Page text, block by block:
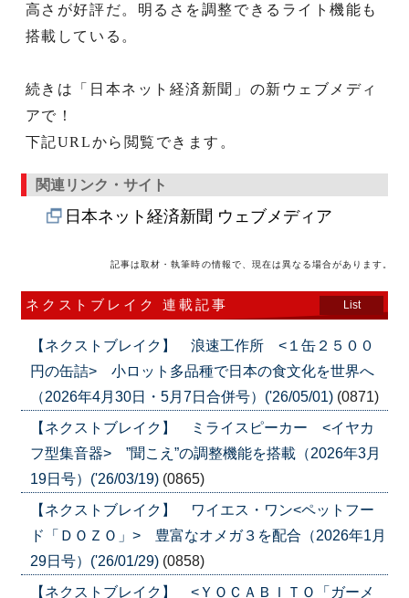
高さが好評だ。明るさを調整できるライト機能も
搭載している。
続きは「日本ネット経済新聞」の新ウェブメディ
アで！
下記URLから閲覧できます。
関連リンク・サイト
日本ネット経済新聞 ウェブメディア
記事は取材・執筆時の情報で、現在は異なる場合があります。
ネクストブレイク 連載記事 List
【ネクストブレイク】 浪速工作所 <１缶２５００
円の缶詰> 小ロット多品種で日本の食文化を世界へ
（2026年4月30日・5月7日合併号）('26/05/01) (0871)
【ネクストブレイク】 ミライスピーカー <イヤカ
フ型集音器> ”聞こえ”の調整機能を搭載（2026年3月
19日号）('26/03/19) (0865)
【ネクストブレイク】 ワイエス・ワン<ペットフー
ド「ＤＯＺＯ」> 豊富なオメガ３を配合（2026年1月
29日号）('26/01/29) (0858)
【ネクストブレイク】 <ＹＯＣＡＢＩＴＯ「ガーメ